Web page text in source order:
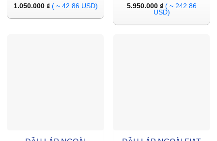
1.050.000 ₫ ( ~ 42.86 USD) 5.950.000 ₫ ( ~ 242.86
USD)